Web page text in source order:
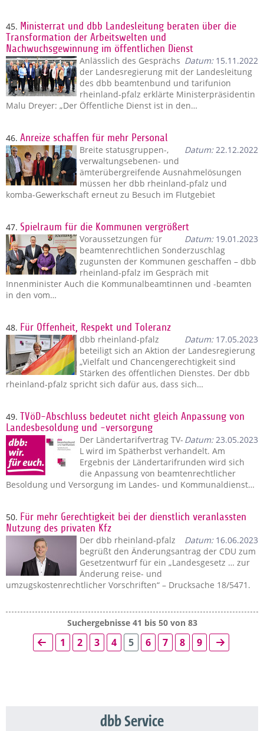
45. Ministerrat und dbb Landesleitung beraten über die
Transformation der Arbeitswelten und
Nachwuchsgewinnung im öffentlichen Dienst
Datum:15.11.2022
Anlässlich des Gesprächs
der Landesregierung mit der Landesleitung
des dbb beamtenbund und tarifunion
rheinland-pfalz erklärte Ministerpräsidentin
Malu Dreyer: „Der Öffentliche Dienst ist in den…
46. Anreize schaffen für mehr Personal
Datum:22.12.2022
Breite statusgruppen-,
verwaltungsebenen- und
ämterübergreifende Ausnahmelösungen
müssen her dbb rheinland-pfalz und
komba-Gewerkschaft erneut zu Besuch im Flutgebiet
47. Spielraum für die Kommunen vergrößert
Datum:19.01.2023
Voraussetzungen für
beamtenrechtlichen Sonderzuschlag
zugunsten der Kommunen geschaffen – dbb
rheinland-pfalz im Gespräch mit
Innenminister Auch die Kommunalbeamtinnen und -beamten
in den vom…
48. Für Offenheit, Respekt und Toleranz
Datum:17.05.2023
dbb rheinland-pfalz
beteiligt sich an Aktion der Landesregierung
„Vielfalt und Chancengerechtigkeit sind
Stärken des öffentlichen Dienstes. Der dbb
rheinland-pfalz spricht sich dafür aus, dass sich…
49. TVöD-Abschluss bedeutet nicht gleich Anpassung von
Landesbesoldung und -versorgung
Datum:23.05.2023
Der Ländertarifvertrag TV-
L wird im Spätherbst verhandelt. Am
Ergebnis der Ländertarifrunden wird sich
die Anpassung von beamtenrechtlicher
Besoldung und Versorgung im Landes- und Kommunaldienst…
50. Für mehr Gerechtigkeit bei der dienstlich veranlassten
Nutzung des privaten Kfz
Datum:16.06.2023
Der dbb rheinland-pfalz
begrüßt den Änderungsantrag der CDU zum
Gesetzentwurf für ein „Landesgesetz … zur
Änderung reise- und
umzugskostenrechtlicher Vorschriften“ – Drucksache 18/5471.
Suchergebnisse 41 bis 50 von 83
1 2 3 4 5 6 7 8 9
dbb Service